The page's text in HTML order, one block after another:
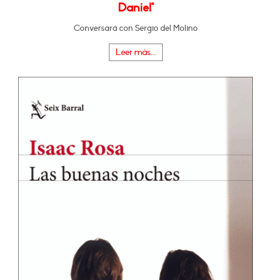
Daniel"
Conversará con Sergio del Molino
Leer más...